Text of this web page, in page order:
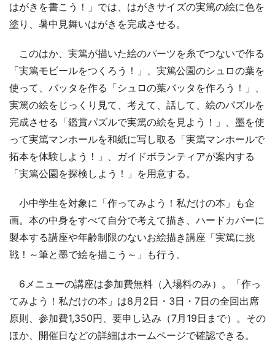
はがきを書こう！」では、はがきサイズの実篤の絵に色を
塗り、暑中見舞いはがきを完成させる。
このはか、実篤が描いた絵のパーツを糸でつないで作る
「実篤モビールをつくろう！」、実篤公園のシュロの葉を
使って、バッタを作る「シュロの葉バッタを作ろう！」、
実篤の絵をじっくり見て、考えて、話して、絵のパズルを
完成させる「鑑賞パズルで実篤の絵を見よう！」、墨を使
って実篤マンホールを和紙に写し取る「実篤マンホールで
拓本を体験しよう！」、ガイドボランティアが案内する
「実篤公園を探検しよう！」を用意する。
小中学生を対象に「作ってみよう！私だけの本」も企
画。本の中身をすべて自分で考えて描き、ハードカバーに
製本する講座や年齢制限のないお絵描き講座「実篤に挑
戦！～筆と墨で絵を描こう～」も行う。
6メニューの講座は参加費無料（入場料のみ）。「作っ
てみよう！私だけの本」は8月2日・3日・7日の全回出席
原則、参加費1,350円、要申し込み（7月19日まで）。その
ほか、開催日などの詳細はホームページで確認できる。